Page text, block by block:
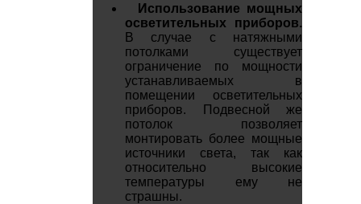
Использование мощных
осветительных приборов.
В случае с натяжными
потолками существует
ограничение по мощности
устанавливаемых в
помещении осветительных
приборов. Подвесной же
потолок позволяет
монтировать более мощные
источники света, так как
относительно высокие
температуры ему не
страшны.